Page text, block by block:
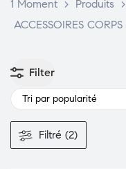
1 Moment > Produits >
ACCESSOIRES CORPS
Filter
Tri par popularité
Filtré (2)